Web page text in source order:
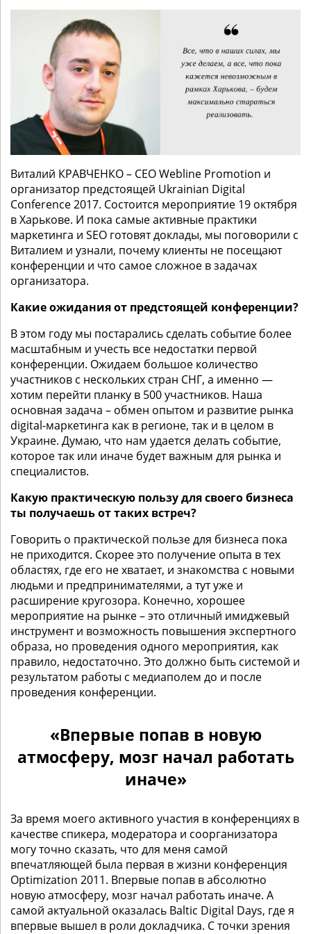
Виталий КРАВЧЕНКО – CEO Webline Promotion и
организатор предстоящей Ukrainian Digital
Conference 2017. Состоится мероприятие 19 октября
в Харькове. И пока самые активные практики
маркетинга и SEO готовят доклады, мы поговорили с
Виталием и узнали, почему клиенты не посещают
конференции и что самое сложное в задачах
организатора.
Какие ожидания от предстоящей конференции?
В этом году мы постарались сделать событие более
масштабным и учесть все недостатки первой
конференции. Ожидаем большое количество
участников с нескольких стран СНГ, а именно —
хотим перейти планку в 500 участников. Наша
основная задача – обмен опытом и развитие рынка
digital-маркетинга как в регионе, так и в целом в
Украине. Думаю, что нам удается делать событие,
которое так или иначе будет важным для рынка и
специалистов.
Какую практическую пользу для своего бизнеса
ты получаешь от таких встреч?
Говорить о практической пользе для бизнеса пока
не приходится. Скорее это получение опыта в тех
областях, где его не хватает, и знакомства с новыми
людьми и предпринимателями, а тут уже и
расширение кругозора. Конечно, хорошее
мероприятие на рынке – это отличный имиджевый
инструмент и возможность повышения экспертного
образа, но проведения одного мероприятия, как
правило, недостаточно. Это должно быть системой и
результатом работы с медиаполем до и после
проведения конференции.
«Впервые попав в новую
атмосферу, мозг начал работать
иначе»
За время моего активного участия в конференциях в
качестве спикера, модератора и соорганизатора
могу точно сказать, что для меня самой
впечатляющей была первая в жизни конференция
Optimization 2011. Впервые попав в абсолютно
новую атмосферу, мозг начал работать иначе. А
самой актуальной оказалась Baltic Digital Days, где я
впервые вышел в роли докладчика. С точки зрения